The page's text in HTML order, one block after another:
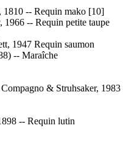
1810 -- Requin mako [10]
1966 -- Requin petite taupe
1947 Requin saumon
-- Maraîche
& Struhsaker,
-- Requin lutin